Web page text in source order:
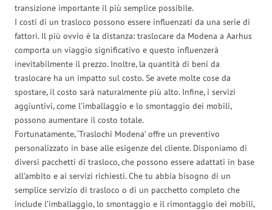
transizione importante il più semplice possibile.
I costi di un trasloco possono essere influenzati da una serie di
fattori. Il più ovvio è la distanza: traslocare da Modena a Aarhus
comporta un viaggio significativo e questo influenzerà
inevitabilmente il prezzo. Inoltre, la quantità di beni da
traslocare ha un impatto sul costo. Se avete molte cose da
spostare, il costo sarà naturalmente più alto. Infine, i servizi
aggiuntivi, come l’imballaggio e lo smontaggio dei mobili,
possono aumentare il costo totale.
Fortunatamente, ‘Traslochi Modena’ offre un preventivo
personalizzato in base alle esigenze del cliente. Disponiamo di
diversi pacchetti di trasloco, che possono essere adattati in base
all’ambito e ai servizi richiesti. Che tu abbia bisogno di un
semplice servizio di trasloco o di un pacchetto completo che
include l’imballaggio, lo smontaggio e il rimontaggio dei mobili,